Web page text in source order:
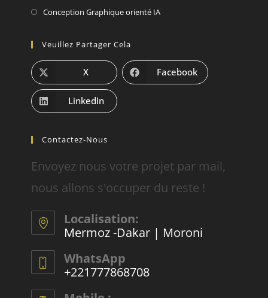
Conception Graphique orienté IA
Veuillez Partager Cela
X Facebook
LinkedIn
Contactez-Nous
Envoyez nous votre projet par mail,
nous allons s'occuper du reste !
Localisation:
Mermoz -Dakar | Moroni
WhatsApp
+221777868708